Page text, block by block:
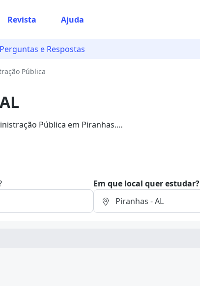
Revista Ajuda
Perguntas e Respostas
Pública
Pública em Piranhas.
Em que local quer estudar?